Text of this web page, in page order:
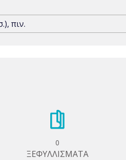
πιν.
0
ΞΕΦΥΛΛΙΣΜΑΤΑ